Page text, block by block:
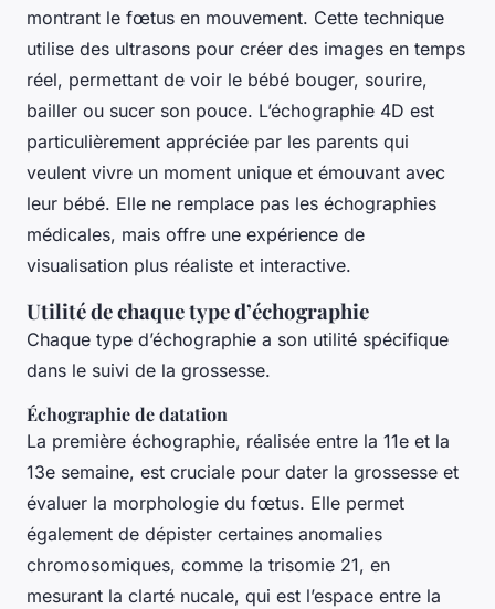
montrant le fœtus en mouvement. Cette technique
utilise des ultrasons pour créer des images en temps
réel, permettant de voir le bébé bouger, sourire,
bailler ou sucer son pouce. L’échographie 4D est
particulièrement appréciée par les parents qui
veulent vivre un moment unique et émouvant avec
leur bébé. Elle ne remplace pas les échographies
médicales, mais offre une expérience de
visualisation plus réaliste et interactive.
Utilité de chaque type d’échographie
Chaque type d’échographie a son utilité spécifique
dans le suivi de la grossesse.
Échographie de datation
La première échographie, réalisée entre la 11e et la
13e semaine, est cruciale pour dater la grossesse et
évaluer la morphologie du fœtus. Elle permet
également de dépister certaines anomalies
chromosomiques, comme la trisomie 21, en
mesurant la clarté nucale, qui est l’espace entre la